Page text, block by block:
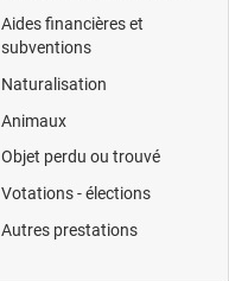
Aides financières et
subventions
Naturalisation
Animaux
Objet perdu ou trouvé
Votations - élections
Autres prestations